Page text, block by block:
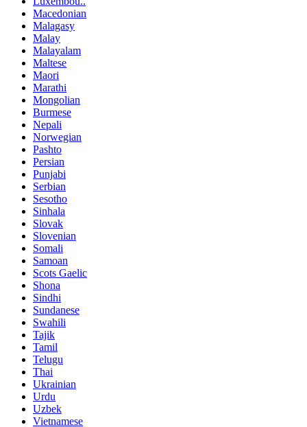
Macedonian
Malagasy
Malay
Malayalam
Maltese
Maori
Marathi
Mongolian
Burmese
Nepali
Norwegian
Pashto
Persian
Punjabi
Serbian
Sesotho
Sinhala
Slovak
Slovenian
Somali
Samoan
Scots Gaelic
Shona
Sindhi
Sundanese
Swahili
Tajik
Tamil
Telugu
Thai
Ukrainian
Urdu
Uzbek
Vietnamese